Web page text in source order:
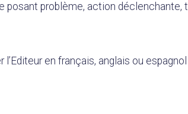
problème, action déclenchante,
en français, anglais ou